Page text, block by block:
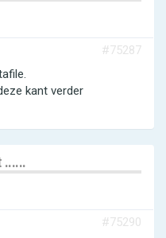
#75287
kant verder
......
#75290